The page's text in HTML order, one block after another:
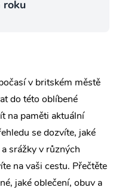
roku
v britském městě
do této oblíbené
na paměti aktuální
se dozvíte, jaké
srážky v různých
na vaši cestu. Přečtěte
jaké oblečení, obuv a